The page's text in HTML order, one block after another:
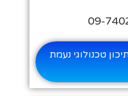
טכנולוגי נעמת